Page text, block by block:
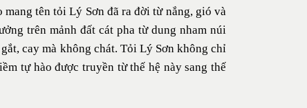
tên tỏi Lý Sơn đã ra đời từ nắng, gió và
trên mảnh đất cát pha từ dung nham núi
cay mà không chát. Tỏi Lý Sơn không chỉ
tự hào được truyền từ thế hệ này sang thế